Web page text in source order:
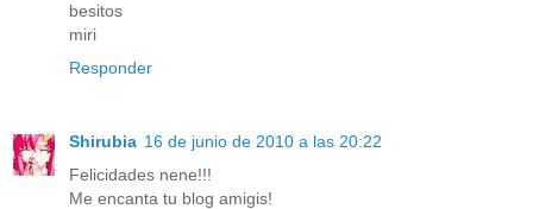
besitos
miri
Responder
Shirubia 16 de junio de 2010 a las 20:22
Felicidades nene!!!
Me encanta tu blog amigis!